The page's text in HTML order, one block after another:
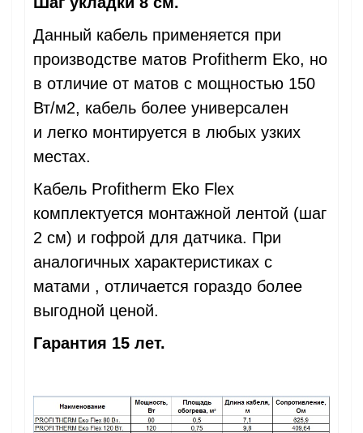
Данный кабель применяется при
производстве матов Profitherm Eko, но
в отличие от матов с мощностью 150
Вт/м2, кабель более универсален
и легко монтируется в любых узких
местах.
Кабель Profitherm Eko Flex
комплектуется монтажной лентой (шаг
2 см) и гофрой для датчика. При
аналогичных характеристиках с
матами , отличается гораздо более
выгодной ценой.
Гарантия 15 лет.